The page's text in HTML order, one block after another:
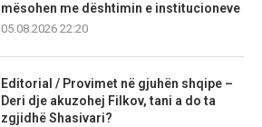
mësohen me dështimin e institucioneve
05.08.2026 22:20
Editorial / Provimet në gjuhën shqipe –
Deri dje akuzohej Filkov, tani a do ta
zgjidhë Shasivari?